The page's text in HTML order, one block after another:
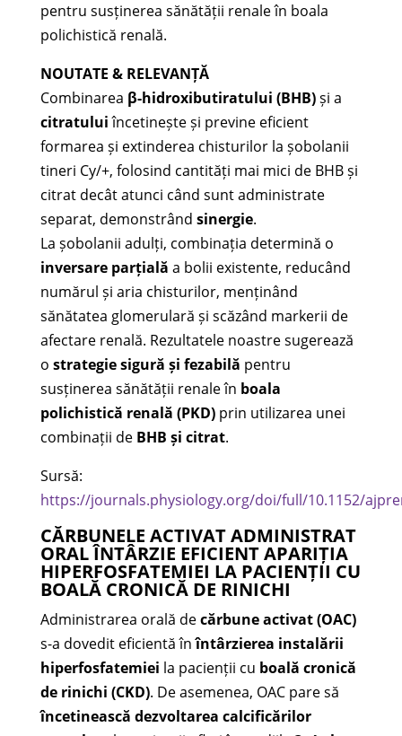
pentru susținerea sănătății renale în boala
polichistică renală.
NOUTATE & RELEVANȚĂ
Combinarea β-hidroxibutiratului (BHB)și a
citratuluiîncetinește și previne eficient
formarea și extinderea chisturilor la șobolanii
tineri Cy/+, folosind cantități mai mici de BHB și
citrat decât atunci când sunt administrate
separat, demonstrând sinergie.
La șobolanii adulți, combinația determină o
inversare parțială a bolii existente, reducând
numărul și aria chisturilor, menținând
sănătatea glomerulară și scăzând markerii de
afectare renală. Rezultatele noastre sugerează
o strategie sigură și fezabilă pentru
susținerea sănătății renale în boala
polichistică renală (PKD)prin utilizarea unei
combinații de BHB și citrat.
Sursă:
https://journals.physiology.org/doi/full/10.1152/
CĂRBUNELE ACTIVAT ADMINISTRAT
ORAL ÎNTÂRZIE EFICIENT APARIȚIA
HIPERFOSFATEMIEI LA PACIENȚII CU
BOALĂ CRONICĂ DE RINICHI
Administrarea orală decărbune activat (OAC)
s-a dovedit eficientă înîntârzierea instalării
hiperfosfatemiei la pacienții cu boală cronică
de rinichi (CKD). De asemenea, OAC pare să
încetinească dezvoltarea calcificărilor